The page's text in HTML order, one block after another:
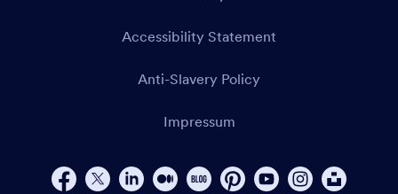
Accessibility Statement
Anti-Slavery Policy
Impressum